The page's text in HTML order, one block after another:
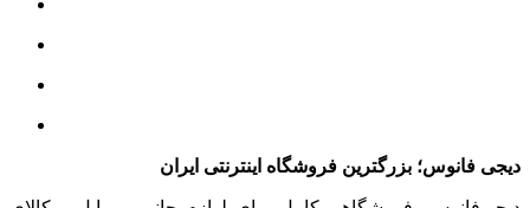
دیجی فانوس؛ بزرگترین فروشگاه اینترنتی ایران